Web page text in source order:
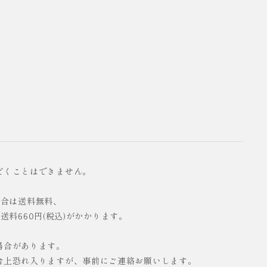
ことはできません。
は送料無料、
料660円(税込)がかかります。
があります。
恐れ入りますが、事前にご連絡お願いします。